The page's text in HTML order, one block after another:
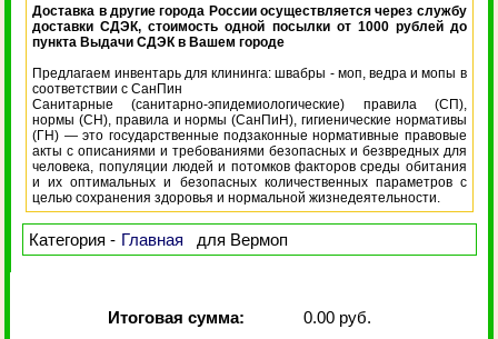
Доставка в другие города России осуществляется через службу
доставки СДЭК, стоимость одной посылки от 1000 рублей до
пункта Выдачи СДЭК в Вашем городе
Предлагаем инвентарь для клининга: швабры - моп, ведра и мопы в
соответствии с СанПин
Санитарные (санитарно-эпидемиологические) правила (СП),
нормы (СН), правила и нормы (СанПиН), гигиенические нормативы
(ГН) — это государственные подзаконные нормативные правовые
акты с описаниями и требованиями безопасных и безвредных для
человека, популяции людей и потомков факторов среды обитания
и их оптимальных и безопасных количественных параметров с
целью сохранения здоровья и нормальной жизнедеятельности.
Категория - Главная для Вермоп
Итоговая сумма:
0.00 руб.